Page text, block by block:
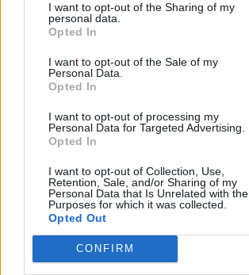
I want to opt-out of the Sharing of my
personal data.
Opted In
I want to opt-out of the Sale of my
Personal Data.
Opted In
I want to opt-out of processing my
Personal Data for Targeted Advertising.
Opted In
I want to opt-out of Collection, Use,
Retention, Sale, and/or Sharing of my
Personal Data that Is Unrelated with the
Purposes for which it was collected.
Opted Out
CONFIRM
Effectiviteit
Hoeveelheid bijwerkingen
spierpijn
vermoeidheid
geef mening
Kaliumlosartan
09-05-2024 | Vrouw | 55
losartan (25mg)
Hoge bloeddruk